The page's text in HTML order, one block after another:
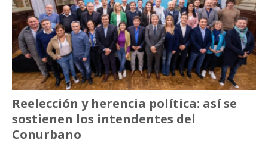
Reelección y herencia política: así se
sostienen los intendentes del
Conurbano